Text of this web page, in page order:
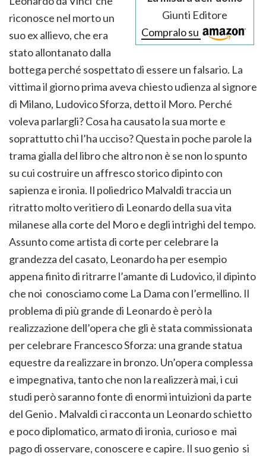
Giunti Editore
Compralo su
riconosce nel morto un
suo ex allievo, che era
stato allontanato dalla
bottega perché sospettato di essere un falsario. La
vittima il giorno prima aveva chiesto udienza al signore
di Milano, Ludovico Sforza, detto il Moro. Perché
voleva parlargli? Cosa ha causato la sua morte e
soprattutto chi l’ha ucciso? Questa in poche parole la
trama gialla del libro che altro non è se non lo spunto
su cui costruire un affresco storico dipinto con
sapienza e ironia. Il poliedrico Malvaldi traccia un
ritratto molto veritiero di Leonardo della sua vita
milanese alla corte del Moro e degli intrighi del tempo.
Assunto come artista di corte per celebrare la
grandezza del casato, Leonardo ha per esempio
appena finito di ritrarre l’amante di Ludovico, il dipinto
che noi conosciamo come La Dama con l’ermellino. Il
problema di più grande di Leonardo è però la
realizzazione dell’opera che gli è stata commissionata
per celebrare Francesco Sforza: una grande statua
equestre da realizzare in bronzo. Un’opera complessa
e impegnativa, tanto che non la realizzerà mai, i cui
studi però saranno fonte di enormi intuizioni da parte
del Genio . Malvaldi ci racconta un Leonardo schietto
e poco diplomatico, armato di ironia, curioso e mai
pago di osservare, conoscere e capire. Il suo genio si